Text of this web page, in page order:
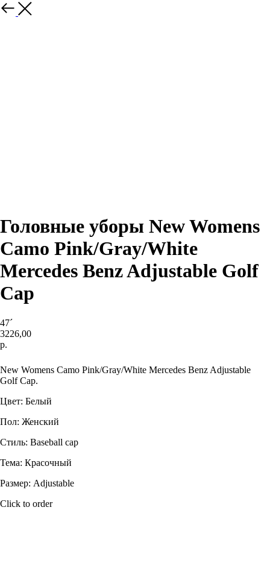
Назад
Головные уборы New Womens
Camo Pink/Gray/White
Mercedes Benz Adjustable Golf
Cap
47´
3226,00
р.
New Womens Camo Pink/Gray/White Mercedes Benz Adjustable
Golf Cap.
Цвет: Белый
Пол: Женский
Стиль: Baseball cap
Тема: Красочный
Размер: Adjustable
Click to order